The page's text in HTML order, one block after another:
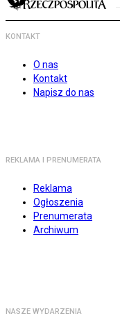
KONTAKT
O nas
Kontakt
Napisz do nas
REKLAMA I PRENUMERATA
Reklama
Ogłoszenia
Prenumerata
Archiwum
NASZE WYDARZENIA